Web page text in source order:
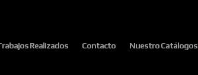
Realizados Contacto Nuestro Catálogos